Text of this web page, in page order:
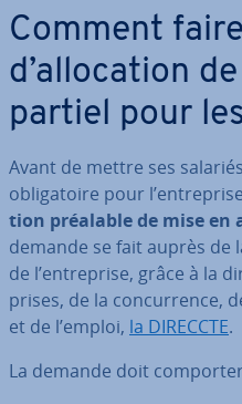
Comment
d’al­lo­ca­tion
partiel pour
Avant de mettre ses
obli­ga­toire pour
tion préalable de mise
demande se fait auprès
de l’en­tre­prise, grâce à la
prises, de la con­cur­rence,
et de l’emploi, la DIRECCTE.
La demande doit